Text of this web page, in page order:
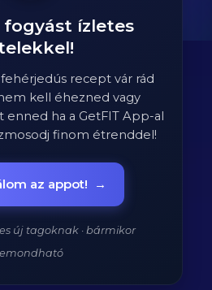
fogyást ízletes
recept vár rád
kell éhezned vagy
enned ha a GetFIT App-al
finom étrenddel!
az appot! →
új tagoknak · bármikor